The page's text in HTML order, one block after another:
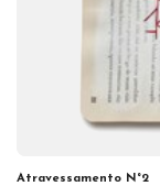
Atravessamento N°2